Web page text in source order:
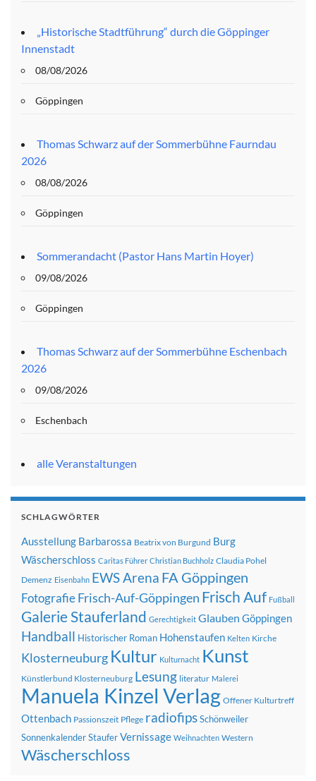
„Historische Stadtführung“ durch die Göppinger
Innenstadt
08/08/2026
Göppingen
Thomas Schwarz auf der Sommerbühne Faurndau
2026
08/08/2026
Göppingen
Sommerandacht (Pastor Hans Martin Hoyer)
09/08/2026
Göppingen
Thomas Schwarz auf der Sommerbühne Eschenbach
2026
09/08/2026
Eschenbach
alle Veranstaltungen
SCHLAGWÖRTER
Ausstellung Barbarossa Beatrix von Burgund Burg
Wäscherschloss Caritas Führer Christian Buchholz Claudia Pohel
Demenz Eisenbahn EWS Arena FA Göppingen
FotografieFrisch-Auf-Göppingen Frisch Auf Fußball
Galerie Stauferland Gerechtigkeit Glauben Göppingen
Handball Historischer Roman Hohenstaufen Kelten Kirche
Klosterneuburg Kultur Kulturnacht Kunst
Künstlerbund Klosterneuburg Lesung literatur Malerei
Manuela Kinzel Verlag Offener Kulturtreff
Ottenbach Passionszeit Pflege radiofipsSchönweiler
SonnenkalenderStauferVernissage Weihnachten Western
Wäscherschloss